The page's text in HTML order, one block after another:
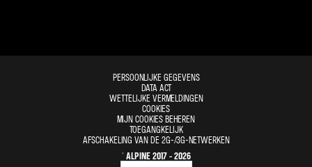
PERSOONLIJKE GEGEVENS
DATA ACT
WETTELIJKE VERMELDINGEN
COOKIES
MIJN COOKIES BEHEREN
TOEGANGKELIJK
AFSCHAKELING VAN DE 2G-/3G-NETWERKEN
© ALPINE 2017 - 2026